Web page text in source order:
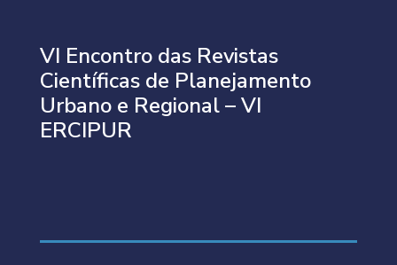
VI Encontro das Revistas
Científicas de Planejamento
Urbano e Regional – VI
ERCIPUR